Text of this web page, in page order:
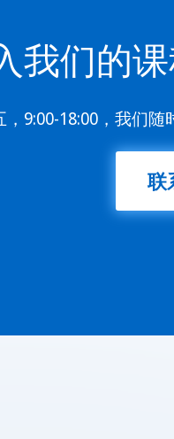
我们的
9:00-18:00，我们
联